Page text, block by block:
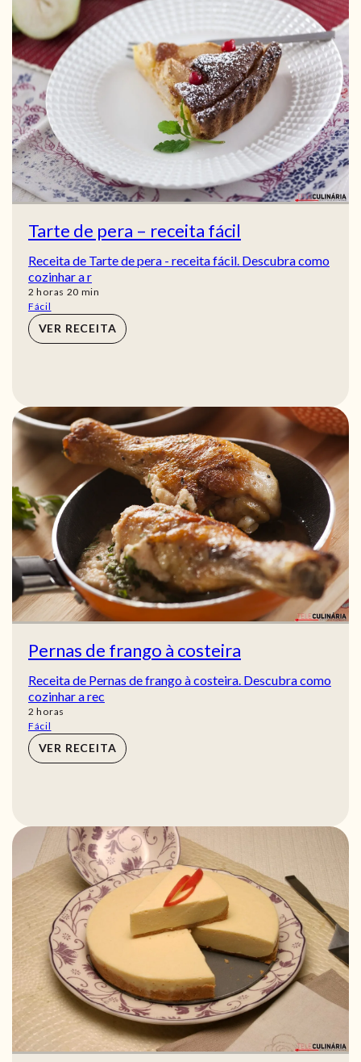
Tarte de pera – receita fácil
Receita de Tarte de pera - receita fácil. Descubra como
cozinhar a r
2 horas
horas 20 min
min
Fácil
VER RECEITA
Pernas de frango à costeira
Receita de Pernas de frango à costeira. Descubra como
cozinhar a rec
2 horas
horas
Fácil
VER RECEITA